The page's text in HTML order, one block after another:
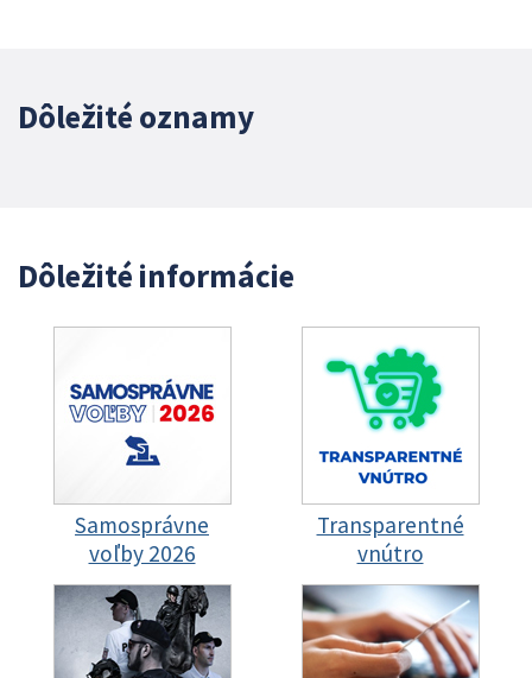
Dôležité oznamy
Dôležité informácie
Samosprávne
voľby 2026
Transparentné
vnútro